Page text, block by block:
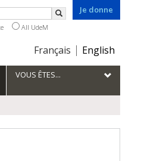
Je donne
Choix
la
langue
Français English
Search
All UdeM
VOUS ÊTES...